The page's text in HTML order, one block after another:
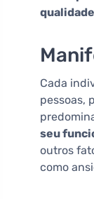
Cada
pessoas,
seu
outros
como